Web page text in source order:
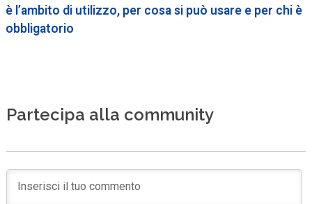
è l’ambito di utilizzo, per cosa si può usare e per chi è
obbligatorio
Partecipa alla community